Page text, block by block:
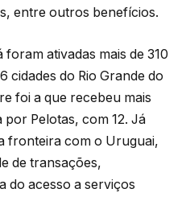
entre outros benefícios.
ativadas mais de 310
cidades do Rio Grande do
foi a que recebeu mais
por Pelotas, com 12. Já
fronteira com o Uruguai,
de transações,
do acesso a serviços